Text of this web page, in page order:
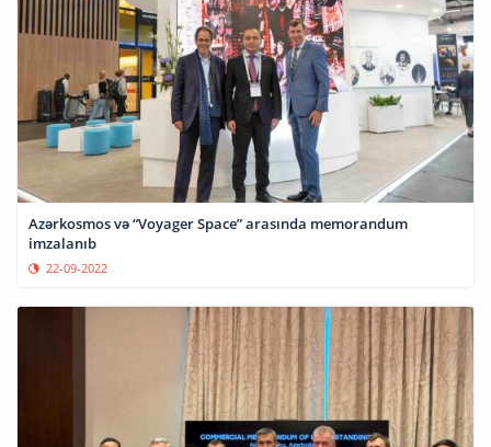
Azərkosmos və “Voyager Space” arasında memorandum
22-09-2022